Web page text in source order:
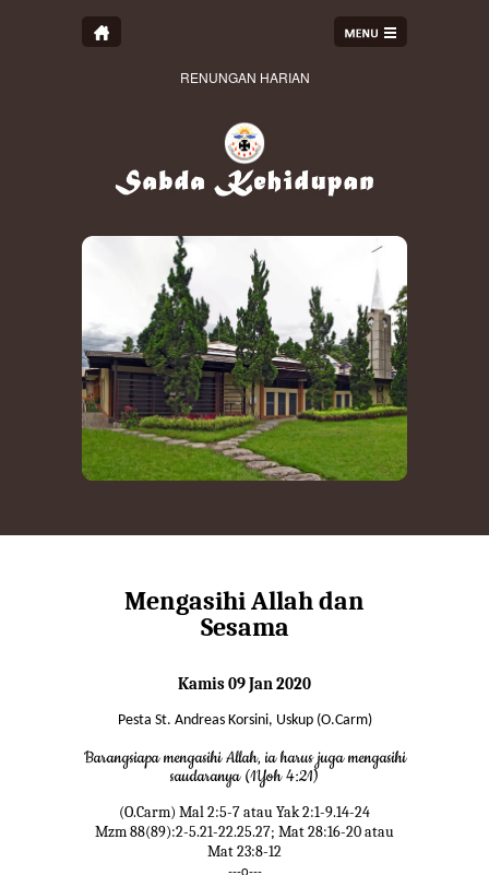
RENUNGAN HARIAN
Mengasihi Allah dan
Sesama
Kamis 09 Jan 2020
Pesta St. Andreas Korsini, Uskup (O.Carm)
Barangsiapa mengasihi Allah, ia harus juga mengasihi
saudaranya (1Yoh 4:21)
(O.Carm) Mal 2:5-7 atau Yak 2:1-9.14-24
Mzm 88(89):2-5.21-22.25.27; Mat 28:16-20 atau
Mat 23:8-12
---o---